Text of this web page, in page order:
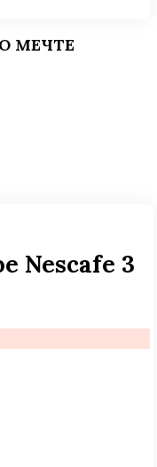
МЕЧТЕ
Nescafe 3